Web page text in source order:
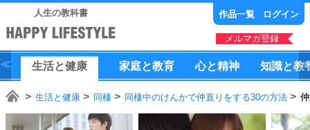
人生の教科書 作品一覧 ログイン
メルマガ登録
生活と健康 家庭と教育 心と精神 知識と教
生活と健康 同棲 同棲中のけんかで仲直りをする30の方法